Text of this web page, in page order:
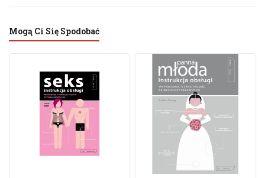
Mogą Ci Się Spodobać